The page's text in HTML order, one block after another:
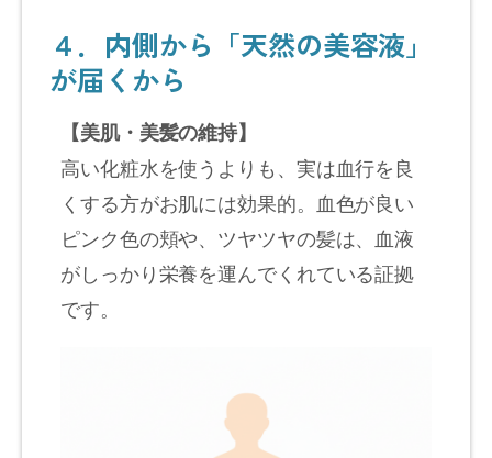
４．内側から「天然の美容液」
が届くから
【美肌・美髪の維持】
高い化粧水を使うよりも、実は血行を良
くする方がお肌には効果的。血色が良い
ピンク色の頬や、ツヤツヤの髪は、血液
がしっかり栄養を運んでくれている証拠
です。